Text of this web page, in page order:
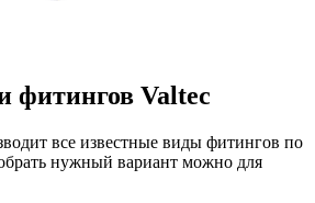
фитингов Valtec
все известные виды фитингов по
нужный вариант можно для